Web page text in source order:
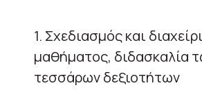
1. Σχεδιασμός και
μαθήματος, διδασκαλία
τεσσάρων δεξιοτήτων